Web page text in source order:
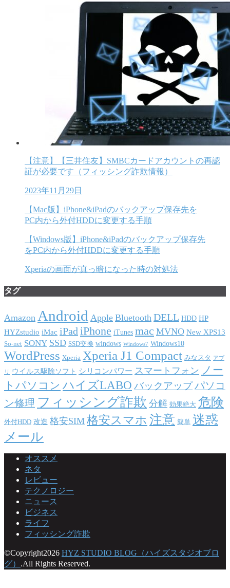
【注意】【三井住友】SMBCカードアカウントの再認
証が必要です（フィッシング詐欺情報）
2023年11月29日
【Mac版】iPhone&iPadのバックアップ保存先を
PC内から外付HDDに変更する手順
【Windows版】iPhone&iPadのバックアップ保存先
をPC内から外付HDDに変更する手順
Xperiaの画面が真っ暗になった時の対処法
タグ
Amazon Android Apple Bluetooth DELL HDD HP
HYZstudio iMac iPadiPhone iTunes mac MVNO New XPS13
So-net SONY SSD SSD交換 windows Windows7 Windows10
WordPress Xperia Xperia J1 Compact みなスタ アプ
リ ウイルス駆除ソフト シリコンパワー スマートフォン ノー
トパソコン ハイズLABO バックアップパソコ
ン修理 フィッシング詐欺 分解 効果絶大 危険
外付HDD 改造 格安SIM 格安スマホ 注意 簡単 迷惑
メール
オススメ
ネタ
レビュー
テクノロジー
ニュース
ビジネス
ライフ
フィッシング詐欺
©Copyright2026 HYZ STUDIO BLOG（ハイズスタジオブロ
グ） .All Rights Reserved.